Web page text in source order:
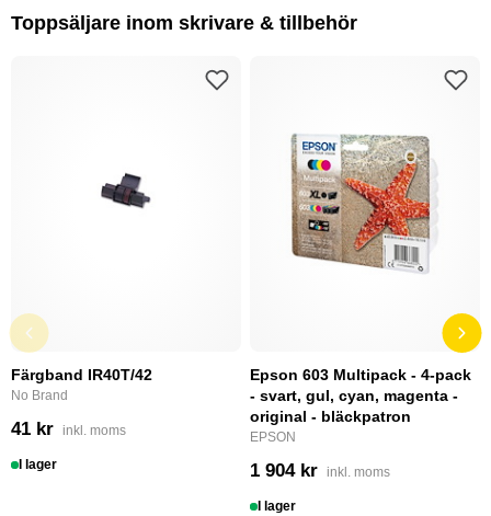
Toppsäljare inom skrivare & tillbehör
Färgband IR40T/42
No Brand
41 kr inkl. moms
I lager
Epson 603 Multipack - 4-pack
- svart, gul, cyan, magenta -
original - bläckpatron
EPSON
1 904 kr inkl. moms
I lager